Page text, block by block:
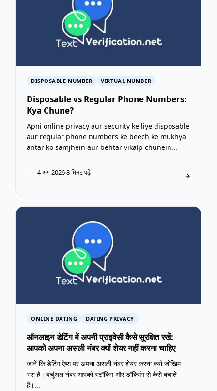
DISPOSABLE NUMBER VIRTUAL NUMBER
Disposable vs Regular Phone Numbers:
Kya Chune?
Apni online privacy aur security ke liye disposable
aur regular phone numbers ke beech ke mukhya
antar ko samjhein aur behtar vikalp chunein...
4 अग 2026·8 मिनट पढ़ें →
ONLINE DATING DATING PRIVACY
ऑनलाइन डेटिंग में अपनी प्राइवेसी कैसे सुरक्षित रखें:
आपको अपना असली नंबर क्यों शेयर नहीं करना चाहिए
जानें कि डेटिंग ऐप्स पर अपना असली नंबर शेयर करना क्यों जोखिम
भरा है। वर्चुअल नंबर आपको स्टॉकिंग और डॉक्सिंग से कैसे बचाते
हैं।...